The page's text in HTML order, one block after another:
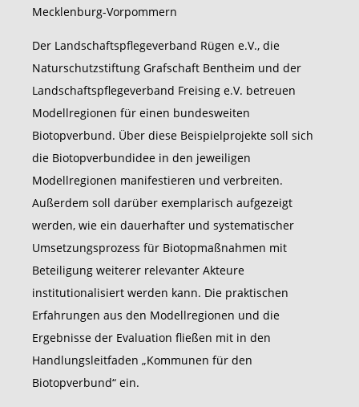
Mecklenburg-Vorpommern
Der Landschaftspflegeverband Rügen e.V., die
Naturschutzstiftung Grafschaft Bentheim und der
Landschaftspflegeverband Freising e.V. betreuen
Modellregionen für einen bundesweiten
Biotopverbund. Über diese Beispielprojekte soll sich
die Biotopverbundidee in den jeweiligen
Modellregionen manifestieren und verbreiten.
Außerdem soll darüber exemplarisch aufgezeigt
werden, wie ein dauerhafter und systematischer
Umsetzungsprozess für Biotopmaßnahmen mit
Beteiligung weiterer relevanter Akteure
institutionalisiert werden kann. Die praktischen
Erfahrungen aus den Modellregionen und die
Ergebnisse der Evaluation fließen mit in den
Handlungsleitfaden „Kommunen für den
Biotopverbund“ ein.